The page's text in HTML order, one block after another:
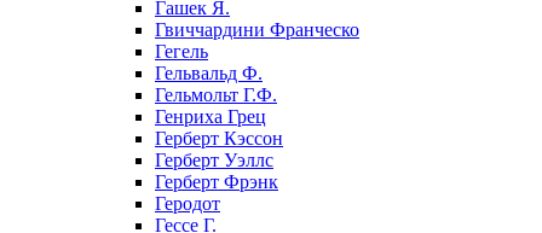
Гашек Я.
Гвиччардини Франческо
Гегель
Гельвальд Ф.
Гельмольт Г.Ф.
Генриха Грец
Герберт Кэссон
Герберт Уэллс
Герберт Фрэнк
Геродот
Гессе Г.